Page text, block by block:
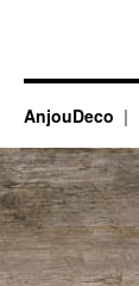
AnjouDeco